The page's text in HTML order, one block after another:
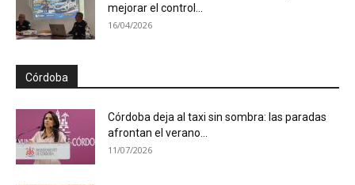
mejorar el control...
16/04/2026
Córdoba
Córdoba deja al taxi sin sombra: las paradas
afrontan el verano...
11/07/2026